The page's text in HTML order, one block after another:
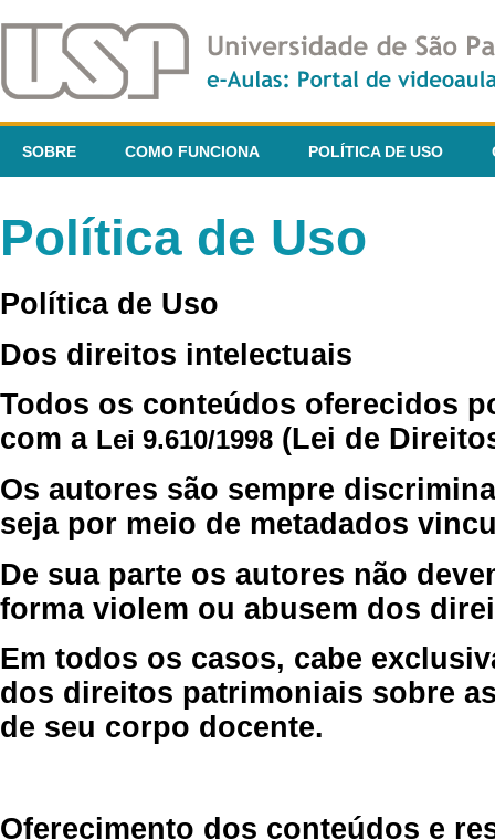
SOBRE COMO FUNCIONA POLÍTICA DE USO
Política de Uso
Política de Uso
Dos direitos intelectuais
Todos os conteúdos oferecidos
com a Lei 9.610/1998 (Lei de
Os autores são sempre
seja por meio de metadados
De sua parte os autores não
forma violem ou abusem dos
Em todos os casos, cabe
dos direitos patrimoniais sobre
de seu corpo docente.
Oferecimento dos conteúdos e